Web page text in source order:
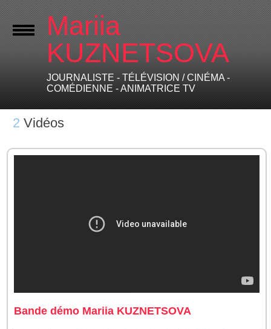
Mariia
KUZNETSOVA
JOURNALISTE - TÉLÉVISION / CINÉMA -
COMÉDIENNE - ANIMATRICE TV
2 Vidéos
Bande démo Mariia KUZNETSOVA